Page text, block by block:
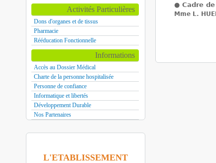
● Cadre
Mme L.
Activités Particulières
Dons d'organes et de tissus
Pharmacie
Rééducation Fonctionnelle
Informations
Accès au Dossier Médical
Charte de la personne hospitalisée
Personne de confiance
Informatique et libertés
Développement Durable
Nos Partenaires
L'ETABLISSEMENT